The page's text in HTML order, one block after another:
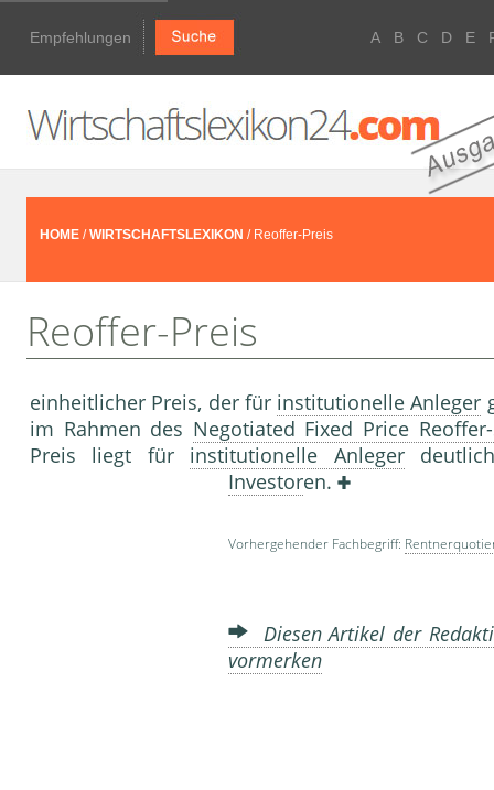
Empfehlungen A B C D E
HOME /WIRTSCHAFTSLEXIKON / Reoffer-Preis
Reoffer-Preis
einheitlicher Preis, der für institutionelle Anleger
im Rahmen des Negotiated Fixed Price
Preis liegt für institutionelle Anleger
Investoren.
Vorhergehender Fachbegriff:
Diesen Artikel der
vormerken